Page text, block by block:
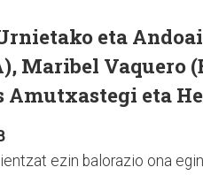
eta
Maribel Vaquero
Amutxastegi eta
ezin balorazio ona